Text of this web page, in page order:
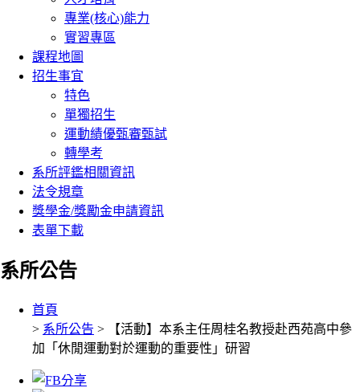
專業(核心)能力
實習專區
課程地圖
招生事宜
特色
單獨招生
運動績優甄審甄試
轉學考
系所評鑑相關資訊
法令規章
獎學金/獎勵金申請資訊
表單下載
系所公告
首頁
> 系所公告 > 【活動】本系主任周桂名教授赴西苑高中參
加「休閒運動對於運動的重要性」研習